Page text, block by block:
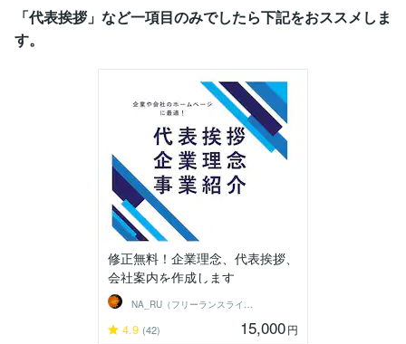
「代表挨拶」など一項目のみでしたら下記をおススメしま
す。
修正無料！企業理念、代表挨拶、
会社案内を作成します
NA_RU（フリーランスライター）
4.9 (42) 15,000円